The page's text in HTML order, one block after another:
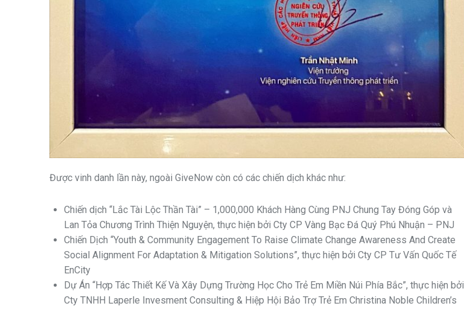
Được vinh danh lần này, ngoài GiveNow còn có các chiến dịch khác như:
Chiến dịch “Lắc Tài Lộc Thần Tài” – 1,000,000 Khách Hàng Cùng PNJ Chung Tay Đóng Góp và
Lan Tỏa Chương Trình Thiện Nguyện, thực hiện bởi Cty CP Vàng Bạc Đá Quý Phú Nhuận – PNJ
Chiến Dịch “Youth & Community Engagement To Raise Climate Change Awareness And Create
Social Alignment For Adaptation & Mitigation Solutions”, thực hiện bởi Cty CP Tư Vấn Quốc Tế
EnCity
Dự Án “Hợp Tác Thiết Kế Và Xây Dựng Trường Học Cho Trẻ Em Miền Núi Phía Bắc”, thực hiện bởi
Cty TNHH Laperle Invesment Consulting & Hiệp Hội Bảo Trợ Trẻ Em Christina Noble Children’s